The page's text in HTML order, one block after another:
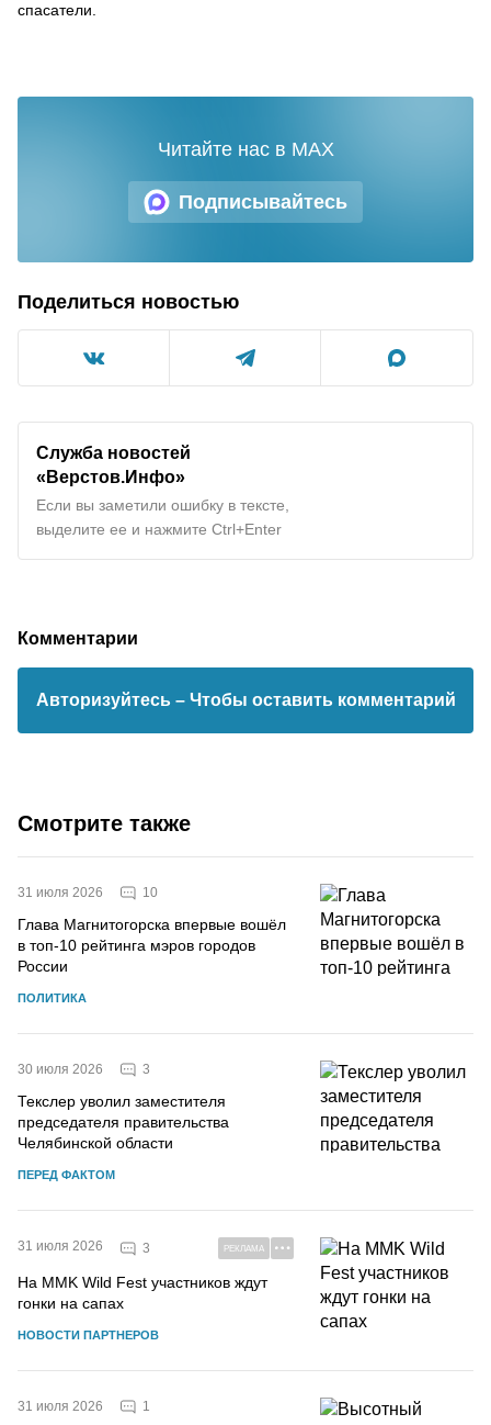
спасатели.
Подписывайтесь
Читайте нас в MAX
Поделиться новостью
Служба новостей
«Верстов.Инфо»
Если вы заметили ошибку в тексте,
выделите ее и нажмите Ctrl+Enter
Комментарии
Авторизуйтесь – Чтобы оставить комментарий
Смотрите также
31 июля 2026 10
Глава Магнитогорска впервые вошёл
в топ-10 рейтинга мэров городов
России
ПОЛИТИКА
30 июля 2026 3
Текслер уволил заместителя
председателя правительства
Челябинской области
ПЕРЕД ФАКТОМ
31 июля 2026 3 РЕКЛАМА
На MMK Wild Fest участников ждут
гонки на сапах
НОВОСТИ ПАРТНЕРОВ
31 июля 2026 1